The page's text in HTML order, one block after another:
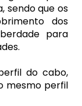
sendo que os
dos
para
do cabo,
mesmo perfil